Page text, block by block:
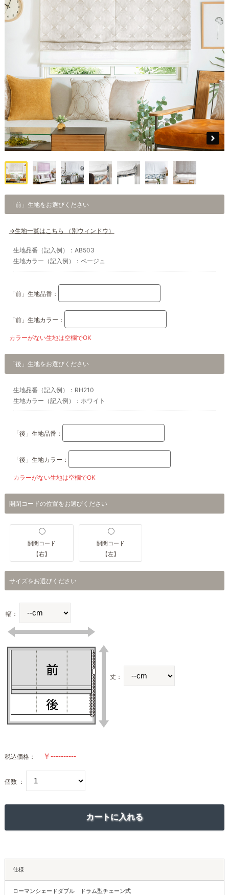
「前」生地をお選びください
→生地一覧はこちら （別ウィンドウ）
生地品番（記入例）：AB503
生地カラー（記入例）：ベージュ
「前」生地品番：
「前」生地カラー：
カラーがない生地は空欄でOK
「後」生地をお選びください
生地品番（記入例）：RH210
生地カラー（記入例）：ホワイト
「後」生地品番：
「後」生地カラー：
カラーがない生地は空欄でOK
開閉コードの位置をお選びください
開閉コード
【右】
開閉コード
【左】
サイズをお選びください
幅：
丈：
税込価格：
個数 ：
仕様
ローマンシェードダブル ドラム型チェーン式